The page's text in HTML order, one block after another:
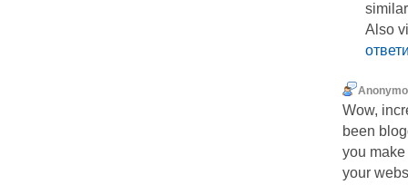
Also
Wow,
been
you
your